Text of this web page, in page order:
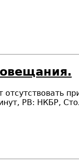
РВ: НКБР,